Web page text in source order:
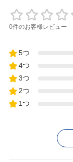
0件のお客様レビュー
5つ
4つ
3つ
2つ
1つ